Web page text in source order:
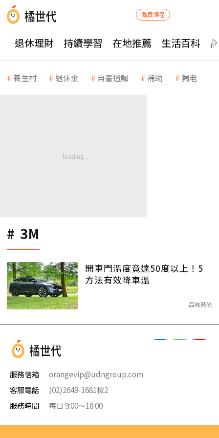
購買課程
退休理財 持續學習 在地推薦 生活百科
養生村 退休金 自書遺囑 補助 獨老
3M
開車門溫度竟達50度以上！5
方法有效降車溫
品味時尚
服務信箱
orangevip@udngroup.com
客服電話
(02)2649-1681按2
服務時間
每日 9:00～18:00